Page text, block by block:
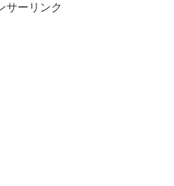
サーリンク